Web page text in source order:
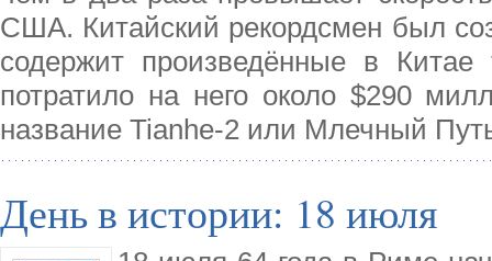
США. Китайский рекордсмен был
содержит произведённые в Китае
потратило на него около $290
название Tianhe-2 или Млечный
День в истории: 18 июля